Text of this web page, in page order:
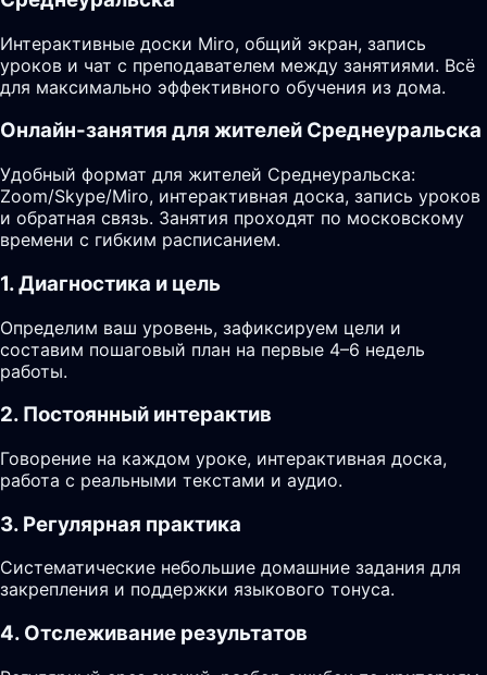
Интерактивные доски Miro, общий экран, запись
уроков и чат с преподавателем между занятиями. Всё
для максимально эффективного обучения из дома.
Онлайн-занятия для жителей Среднеуральска
Удобный формат для жителей Среднеуральска:
Zoom/Skype/Miro, интерактивная доска, запись уроков
и обратная связь. Занятия проходят по московскому
времени с гибким расписанием.
1. Диагностика и цель
Определим ваш уровень, зафиксируем цели и
составим пошаговый план на первые 4–6 недель
работы.
2. Постоянный интерактив
Говорение на каждом уроке, интерактивная доска,
работа с реальными текстами и аудио.
3. Регулярная практика
Систематические небольшие домашние задания для
закрепления и поддержки языкового тонуса.
4. Отслеживание результатов